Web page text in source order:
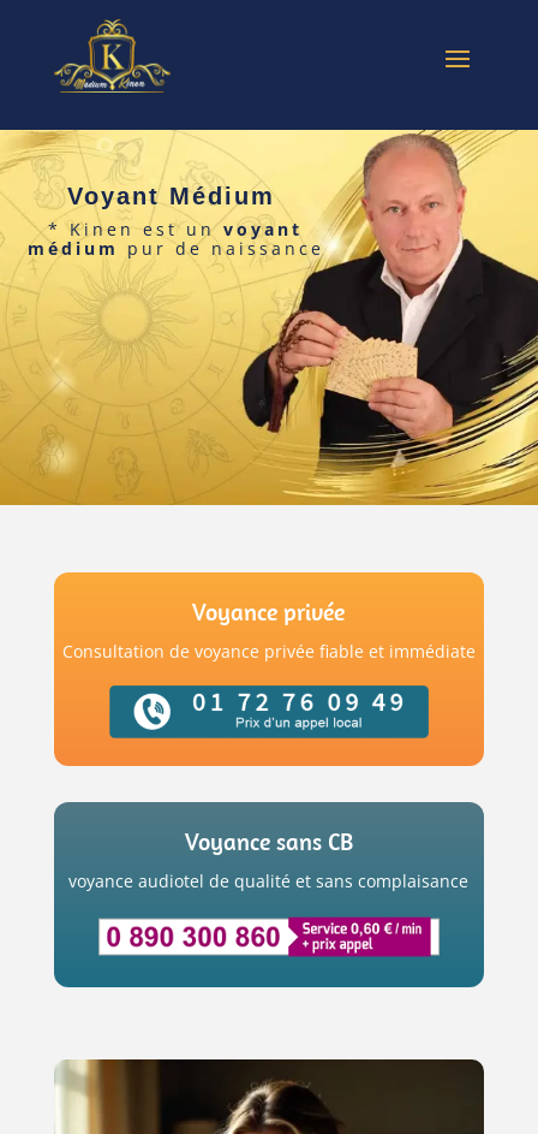
Voyant Médium
* Kinen est unvoyant
médium
pur de naissance
Voyance privée
Consultation de voyance privée fiable et immédiate
Voyance sans CB
voyance audiotel de qualité et sans complaisance